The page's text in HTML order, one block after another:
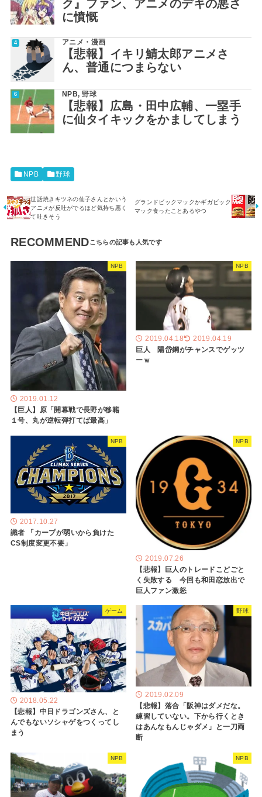
ク』ファン、アニメのデキの悪さ
に憤慨
アニメ・漫画
【悲報】イキリ鯖太郎アニメさ
ん、普通につまらない
NPB,野球
【悲報】広島・田中広輔、一塁手
に仙タイキックをかましてしまう
NPB 野球
世話焼きキツネの仙子さんとかいう
アニメが反吐がでるほど気持ち悪く
て吐きそう
グランドビックマックかギガビック
マック食ったことあるやつ
RECOMMEND
NPB
2019.01.12
【巨人】原「開幕戦で長野が移籍
１号、丸が逆転弾打てば最高」
NPB
2019.04.18 2019.04.19
巨人 陽岱鋼がチャンスでゲッツ
ーｗ
NPB
2017.10.27
識者 「カープが弱いから負けた
CS制度変更不要」
NPB
2019.07.26
【悲報】巨人のトレードこどごと
く失敗する 今回も和田恋放出で
巨人ファン激怒
ゲーム
2018.05.22
【悲報】中日ドラゴンズさん、と
んでもないソシャゲをつくってし
まう
野球
2019.02.09
【悲報】落合「阪神はダメだな。
練習していない。下から行くとき
はあんなもんじゃダメ」と一刀両
断
NPB NPB